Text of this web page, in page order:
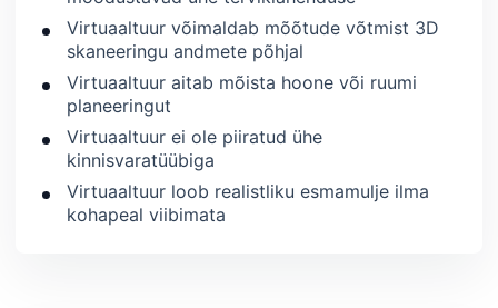
Virtuaaltuur võimaldab mõõtude võtmist 3D
skaneeringu andmete põhjal
Virtuaaltuur aitab mõista hoone või ruumi
planeeringut
Virtuaaltuur ei ole piiratud ühe
kinnisvaratüübiga
Virtuaaltuur loob realistliku esmamulje ilma
kohapeal viibimata